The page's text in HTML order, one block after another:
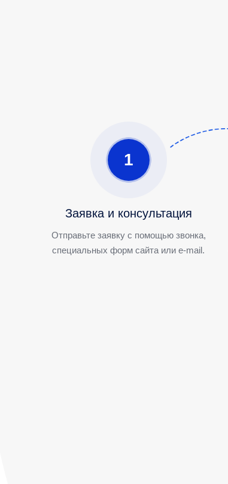
1
Заявка и консультация
Отправьте заявку с помощью звонка,
специальных форм сайта или e-mail.